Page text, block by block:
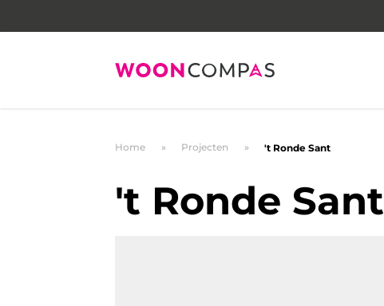
Home Projecten 't Ronde Sant
't Ronde Sant